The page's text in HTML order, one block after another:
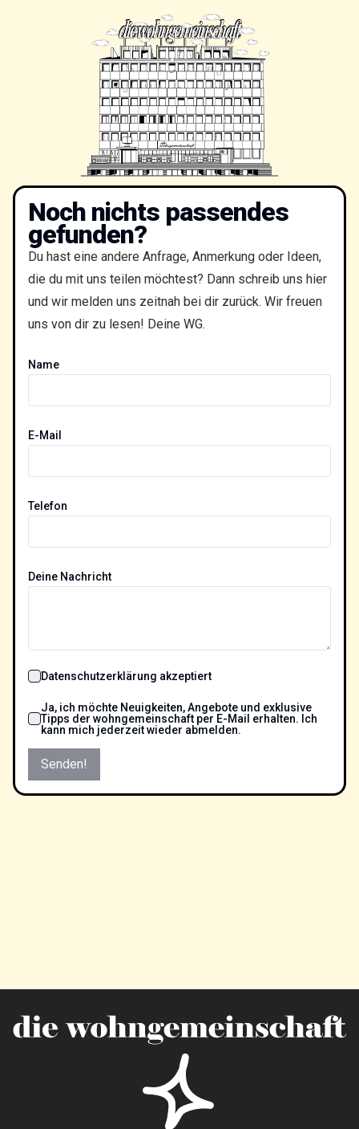
Noch nichts passendes
gefunden?
Du hast eine andere Anfrage, Anmerkung oder Ideen,
die du mit uns teilen möchtest? Dann schreib uns hier
und wir melden uns zeitnah bei dir zurück. Wir freuen
uns von dir zu lesen! Deine WG.
Name
E-Mail
Telefon
Deine Nachricht
Datenschutzerklärung akzeptiert
Ja, ich möchte Neuigkeiten, Angebote und exklusive
Tipps der wohngemeinschaft per E-Mail erhalten. Ich
kann mich jederzeit wieder abmelden.
Senden!